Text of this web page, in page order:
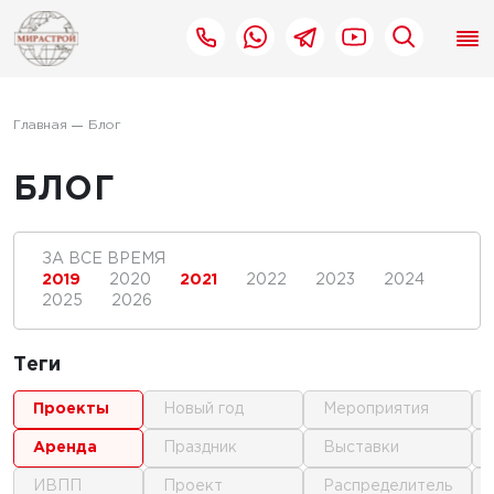
Главная Блог
БЛОГ
ЗА ВСЕ ВРЕМЯ
2019
2020 2021 2022 2023
2024
2025
2026
Теги
проекты
аренда
ИВПП
новый год
праздник
проект
мероприятия
выставки
распределитель